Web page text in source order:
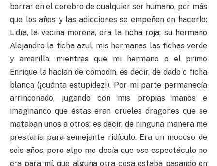
borrar en el cerebro de cualquier ser humano, por más
que los años y las adicciones se empeñen en hacerlo:
Lidia, la vecina morena, era la ficha roja; su hermano
Alejandro la ficha azul, mis hermanas las fichas verde
y amarilla, mientras que mi hermano o el primo
Enrique la hacían de comodín, es decir, de dado o ficha
blanca (¡cuánta estupidez!). Por mi parte permanecía
arrinconado, jugando con mis propias manos e
imaginando que éstas eran crueles dragones que se
mataban unos a otros; es decir, de ninguna manera me
prestaría para semejante ridículo. Era un mocoso de
seis años, pero algo me decía que ese espectáculo no
era para mí, que alguna otra cosa estaba pasando en